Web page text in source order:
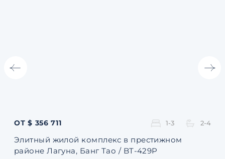
ОТ $ 356 711 1-3 2-4
Элитный жилой комплекс в престижном
районе Лагуна, Банг Тао / BT-429P